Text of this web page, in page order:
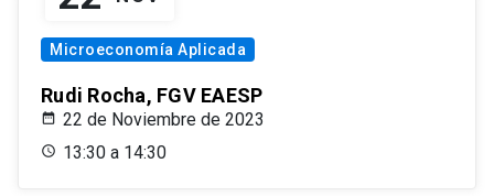
Microeconomía Aplicada
Rudi Rocha, FGV EAESP
22 de Noviembre de 2023
13:30 a 14:30